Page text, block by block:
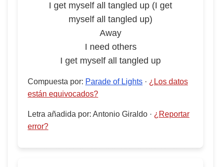
I get myself all tangled up (I get
myself all tangled up)
Away
I need others
I get myself all tangled up
Compuesta por: Parade of Lights · ¿Los datos
están equivocados?
Letra añadida por: Antonio Giraldo · ¿Reportar
error?